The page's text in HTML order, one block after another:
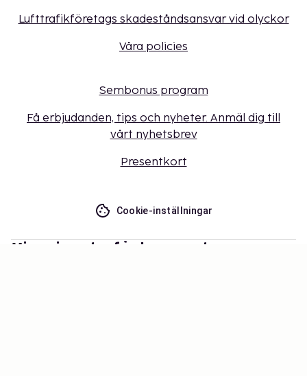
Lufttrafikföretags skadeståndsansvar vid olyckor
Våra policies
Sembonus program
Få erbjudanden, tips och nyheter. Anmäl dig till
vårt nyhetsbrev
Presentkort
Cookie-inställningar
Missa inget – få de senaste